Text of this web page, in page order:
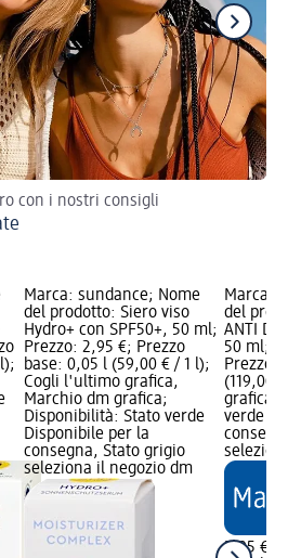
con i nostri consigli
Marca: sundance; Nome
del prodotto: Siero viso
Hydro+ con SPF50+, 50 ml;
Prezzo: 2,95 €; Prezzo
base: 0,05 l (59,00 € / 1 l);
Cogli l'ultimo grafica,
Marchio dm grafica;
Disponibilità: Stato verde
Disponibile per la
consegna, Stato grigio
seleziona il negozio dm
Marca:
del
ANTI
50 ml;
Prezzo
(119,00
grafica;
verde
5,95 €